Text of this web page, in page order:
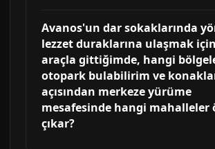
Avanos'un dar sokaklarında
lezzet duraklarına ulaşmak için
araçla gittiğimde, hangi
otopark bulabilirim ve
açısından merkeze yürüme
mesafesinde hangi mahalleler
çıkar?